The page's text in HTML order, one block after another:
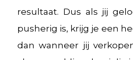
resultaat. Dus als jij
pusherig is, krijg je een
dan wanneer jij